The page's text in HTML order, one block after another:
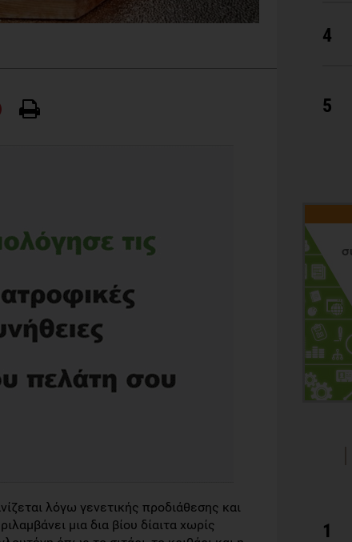
λόγω γενετικής προδιάθεσης και
μια δια βίου δίαιτα χωρίς
4
5
1